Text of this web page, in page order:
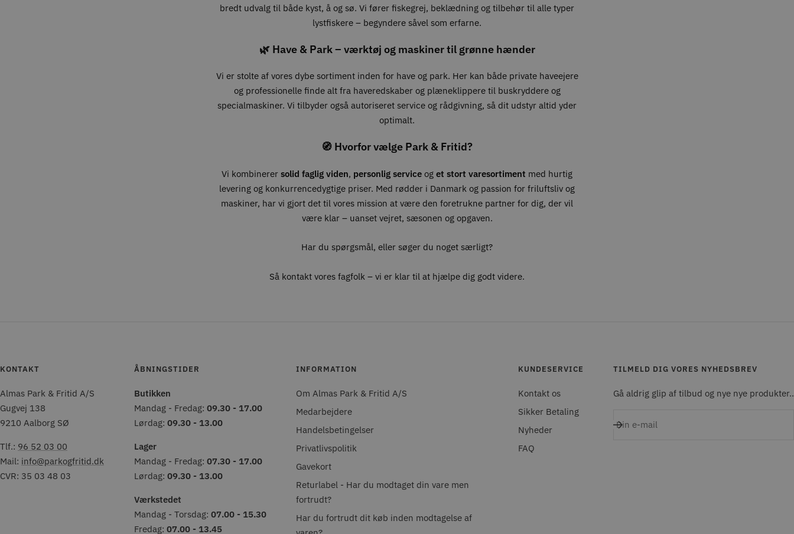
bredt udvalg til både kyst, å og sø. Vi fører fiskegrej, beklædning og tilbehør til alle typer
lystfiskere – begyndere såvel som erfarne.
🌿 Have & Park – værktøj og maskiner til grønne hænder
Vi er stolte af vores dybe sortiment inden for have og park. Her kan både private haveejere
og professionelle finde alt fra haveredskaber og plæneklippere til buskryddere og
specialmaskiner. Vi tilbyder også autoriseret service og rådgivning, så dit udstyr altid yder
optimalt.
🧭 Hvorfor vælge Park & Fritid?
Vi kombinerer solid faglig viden, personlig service og et stort varesortiment med hurtig
levering og konkurrencedygtige priser. Med rødder i Danmark og passion for friluftsliv og
maskiner, har vi gjort det til vores mission at være den foretrukne partner for dig, der vil
være klar – uanset vejret, sæsonen og opgaven.
Har du spørgsmål, eller søger du noget særligt?
Så kontakt vores fagfolk – vi er klar til at hjælpe dig godt videre.
KONTAKT
Almas Park & Fritid A/S
Gugvej 138
9210 Aalborg SØ
Tlf.: 96 52 03 00
Mail: info@parkogfritid.dk
CVR: 35 03 48 03
ÅBNINGSTIDER
Butikken
Mandag - Fredag: 09.30 - 17.00
Lørdag: 09.30 - 13.00
Lager
Mandag - Fredag: 07.30 - 17.00
Lørdag: 09.30 - 13.00
Værkstedet
Mandag - Torsdag: 07.00 - 15.30
Fredag: 07.00 - 13.45
INFORMATION
Om Almas Park & Fritid A/S
Medarbejdere
Handelsbetingelser
Privatlivspolitik
Gavekort
Returlabel - Har du modtaget din vare men
fortrudt?
Har du fortrudt dit køb inden modtagelse af
KUNDESERVICE
Kontakt os
Sikker Betaling
Nyheder
FAQ
TILMELD DIG VORES NYHEDSBREV
Gå aldrig glip af tilbud og nye nye produkter..
Din e-mail